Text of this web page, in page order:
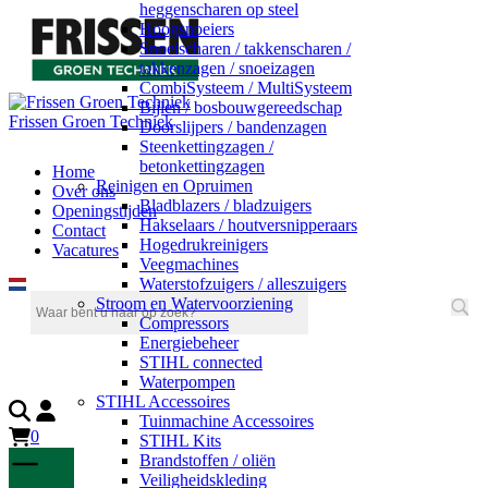
Frissen Groen Techniek
Home
Over ons
Openingstijden
Contact
Vacatures
heggenscharen op steel
Hoogsnoeiers
Snoeischaren / takkenscharen /
takkenzagen / snoeizagen
CombiSysteem / MultiSysteem
Bijlen / bosbouwgereedschap
Doorslijpers / bandenzagen
Steenkettingzagen /
betonkettingzagen
Reinigen en Opruimen
Bladblazers / bladzuigers
Hakselaars / houtversnipperaars
Hogedrukreinigers
Veegmachines
Waterstofzuigers / alleszuigers
Stroom en Watervoorziening
Compressors
Energiebeheer
STIHL connected
Waterpompen
STIHL Accessoires
Tuinmachine Accessoires
STIHL Kits
Brandstoffen / oliën
Veiligheidskleding
0